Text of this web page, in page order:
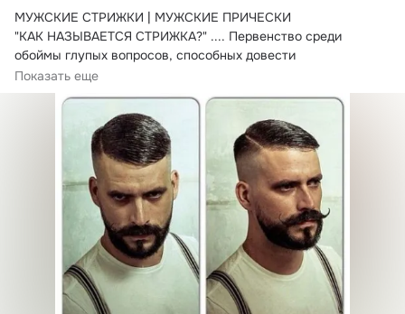
МУЖСКИЕ СТРИЖКИ | МУЖСКИЕ ПРИЧЕСКИ
"КАК НАЗЫВАЕТСЯ СТРИЖКА?" .... Первенство среди
обоймы глупых вопросов, способных довести
современного...
Показать еще